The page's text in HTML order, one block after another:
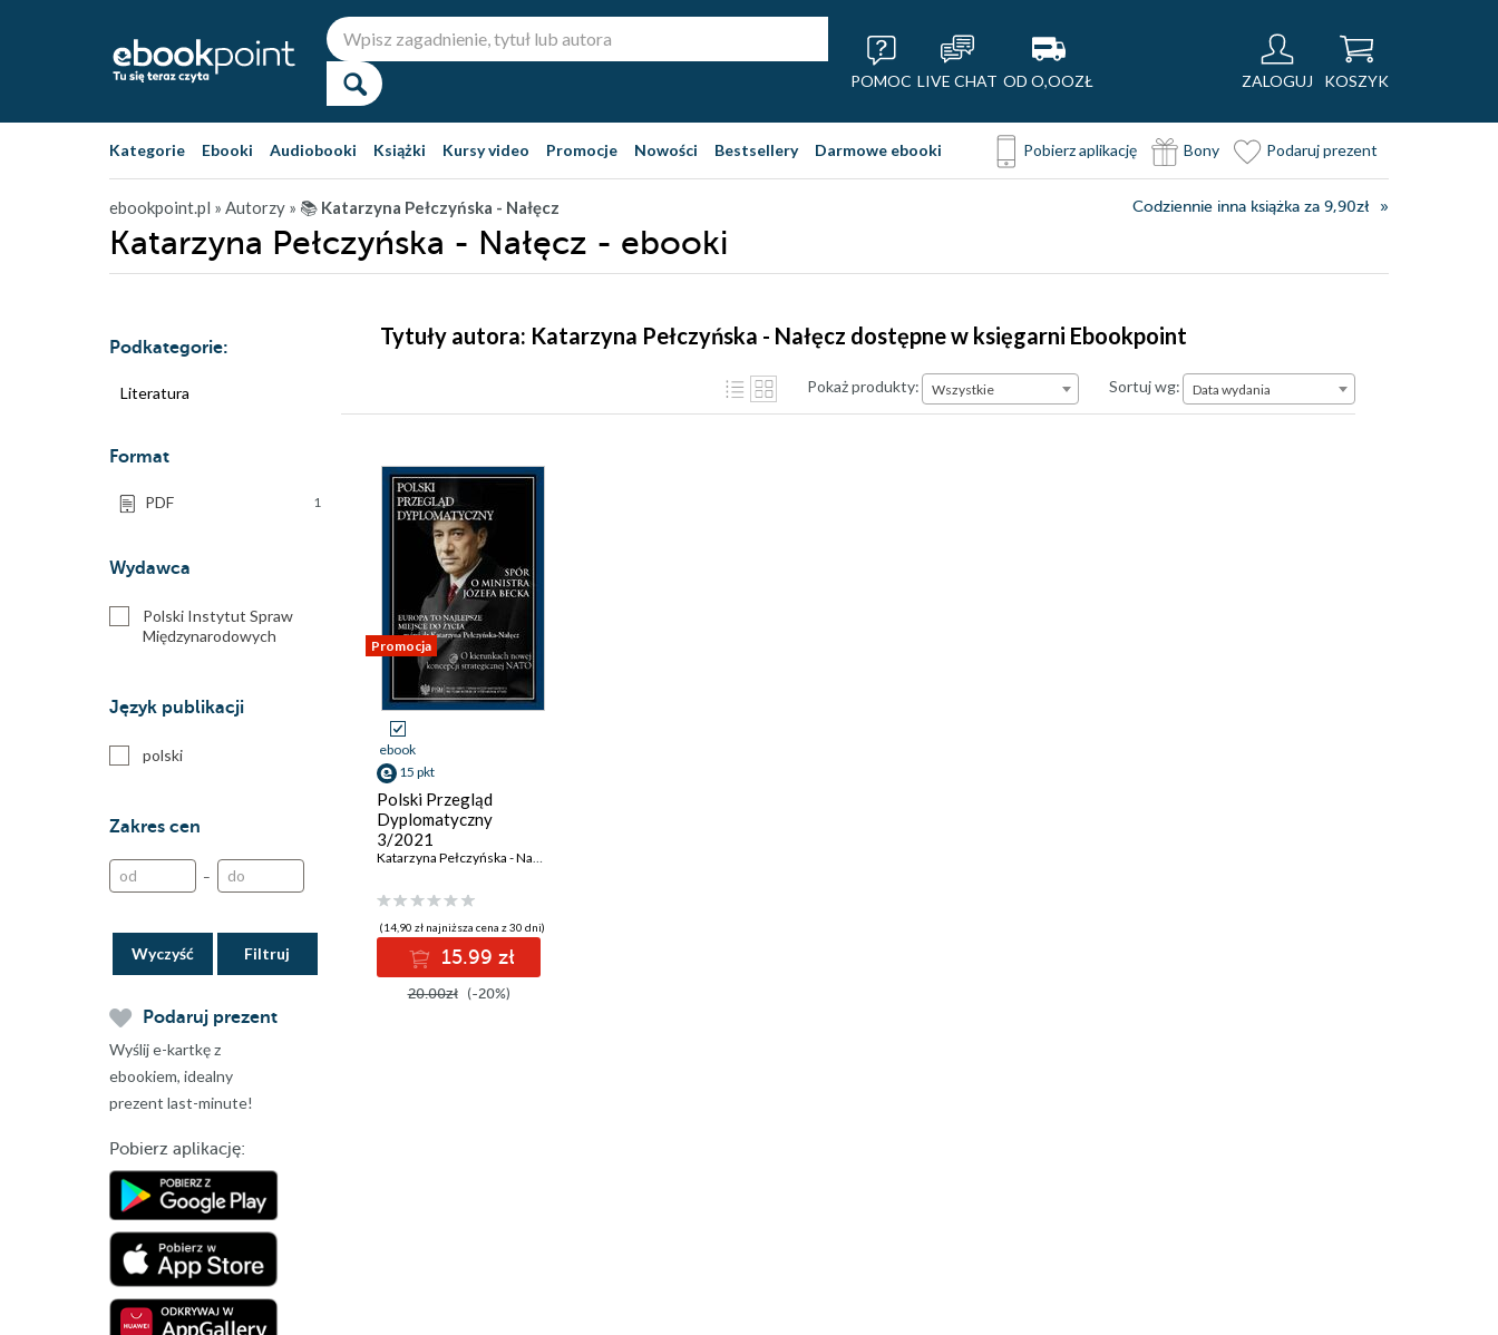
POMOC LIVE CHAT OD O,OOZŁ ZALOGUJ KOSZYK
Kategorie Ebooki Audiobooki Książki Kursy video Promocje Nowości Bestsellery Darmowe ebooki Pobierz aplikację Bony Podaruj prezent
ebookpoint.pl » Autorzy » 📚 Katarzyna Pełczyńska - Nałęcz Codziennie inna książka za 9,90zł
Katarzyna Pełczyńska - Nałęcz - ebooki
Podkategorie:
Literatura
Format
PDF 1
Wydawca
Polski Instytut Spraw
Międzynarodowych
Język publikacji
polski
Zakres cen
–
Wyczyść
Podaruj prezent
Wyślij e-kartkę z
ebookiem, idealny
prezent last-minute!
Pobierz aplikację:
Tytuły autora: Katarzyna Pełczyńska - Nałęcz dostępne w księgarni Ebookpoint
Pokaż produkty: Wszystkie Sortuj wg:Data wydania
Data wydania
Promocja
ebook
15 pkt
Polski Przegląd
Dyplomatyczny
3/2021
Katarzyna Pełczyńska - Nałęcz
(14,90 zł najniższa cena z 30 dni)
15.99 zł
20.00zł (-20%)